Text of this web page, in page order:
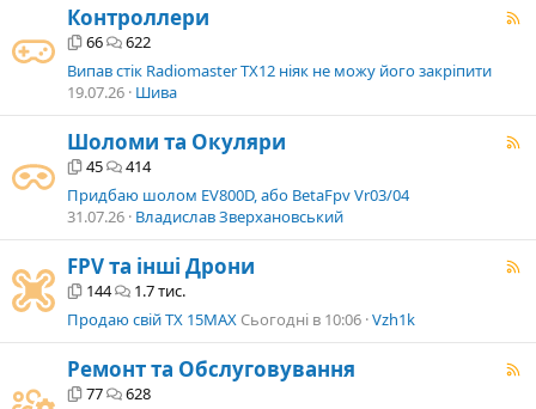
Контроллери
66
622
Випав стік Radiomaster TX12 ніяк не можу його закріпити
19.07.26 Шива
Шоломи та Окуляри
45
414
Придбаю шолом EV800D, або BetaFpv Vr03/04
31.07.26 Владислав Зверхановський
FPV та інші Дрони
144
1.7 тис.
Продаю свій TX 15MAX Сьогодні в 10:06 Vzh1k
Ремонт та Обслуговування
77
628